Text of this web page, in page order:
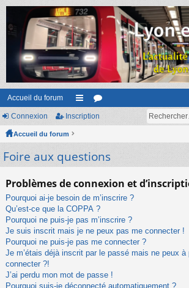
Accueil du forum
ac
ur
s
or
m
Connexion Inscription
Accueil du forum
Foire aux questions
Problèmes de connexion et
Pourquoi ai-je besoin de m’inscrire ?
Qu’est-ce que la COPPA ?
Pourquoi ne puis-je pas m’inscrire ?
Je suis inscrit mais je ne peux pas me connecter !
Pourquoi ne puis-je pas me connecter ?
Je m’étais déjà inscrit par le passé mais ne peux
connecter ?!
J’ai perdu mon mot de passe !
Pourquoi suis-je déconnecté automatiquement ?